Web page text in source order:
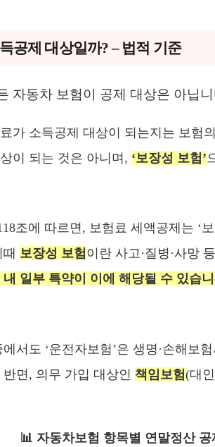
공제 대상일까? – 법적 기준
자동차 보험이 공제 대상은 아닙
가 소득공제 대상이 되는지는 보험의
이 되는 것은 아니며, ‘보장성 보험’
조에 따르면, 보험료 세액공제는 ‘
보장성 보험이란 사고·질병·사망
일부 특약이 이에 해당될 수 있습
서도 ‘운전자보험’은 생명·손해보
면, 의무 가입 대상인 책임보험(대
📊 자동차보험 항목별 연말정산